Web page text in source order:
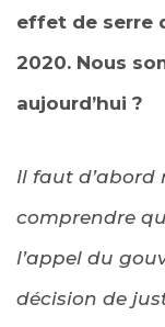
effet de serre
2020. Nous
aujourd’hui ?
Il faut d’abord
comprendre
l’appel du
décision de